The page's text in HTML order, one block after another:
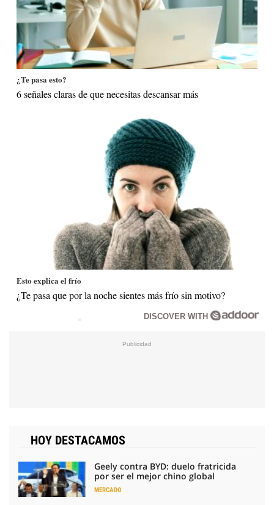
¿Te pasa esto?
6 señales claras de que necesitas descansar más
Esto explica el frío
¿Te pasa que por la noche sientes más frío sin motivo?
DISCOVER WITH
HOY DESTACAMOS
Geely contra BYD: duelo fratricida
por ser el mejor chino global
MERCADO